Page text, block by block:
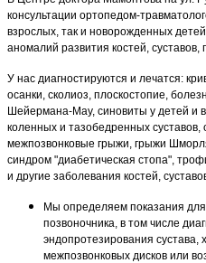
консультации ортопедом-
взрослых, так и новорожденных
аномалий развития костей, суставов,
У нас диагностируются и лечатся:
осанки, сколиоз, плоскостопие,
Шейермана-Мау, синовиты у детей и
коленных и тазобедренных суставов,
межпозвонковые грыжи, грыжи
синдром "диабетическая стопа",
и другие заболевания костей,
Мы определяем показания для
позвоночника, в том числе
эндопротезирования сустава,
межпозвонковых дисков или